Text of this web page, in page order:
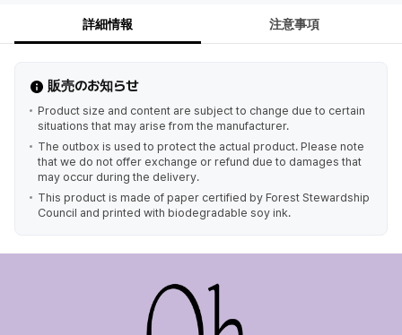
詳細情報 注意事項
販売のお知らせ
Product size and content are subject to change due to certain
situations that may arise from the manufacturer.
The outbox is used to protect the actual product. Please note
that we do not offer exchange or refund due to damages that
may occur during the delivery.
This product is made of paper certified by Forest Stewardship
Council and printed with biodegradable soy ink.